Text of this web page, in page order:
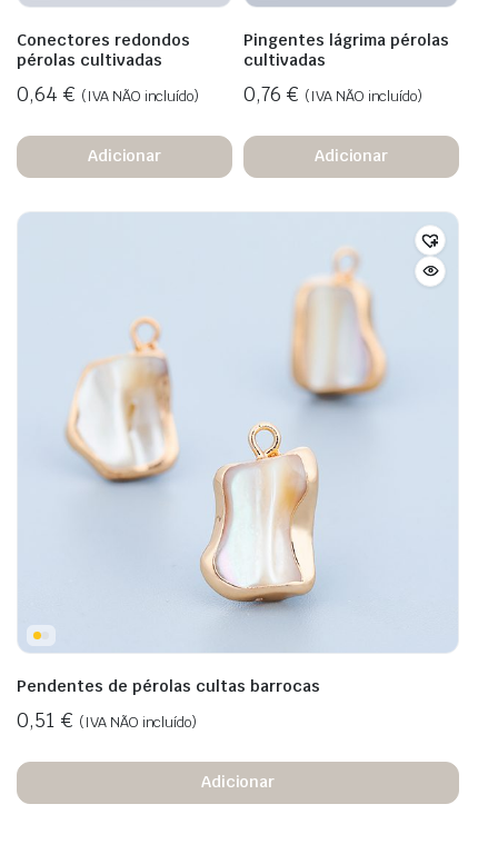
Conectores redondos
pérolas cultivadas
0,64 € (IVA NÃO incluído)
Adicionar
Pingentes lágrima pérolas
cultivadas
0,76 € (IVA NÃO incluído)
Adicionar
Pendentes de pérolas cultas barrocas
0,51 € (IVA NÃO incluído)
Adicionar